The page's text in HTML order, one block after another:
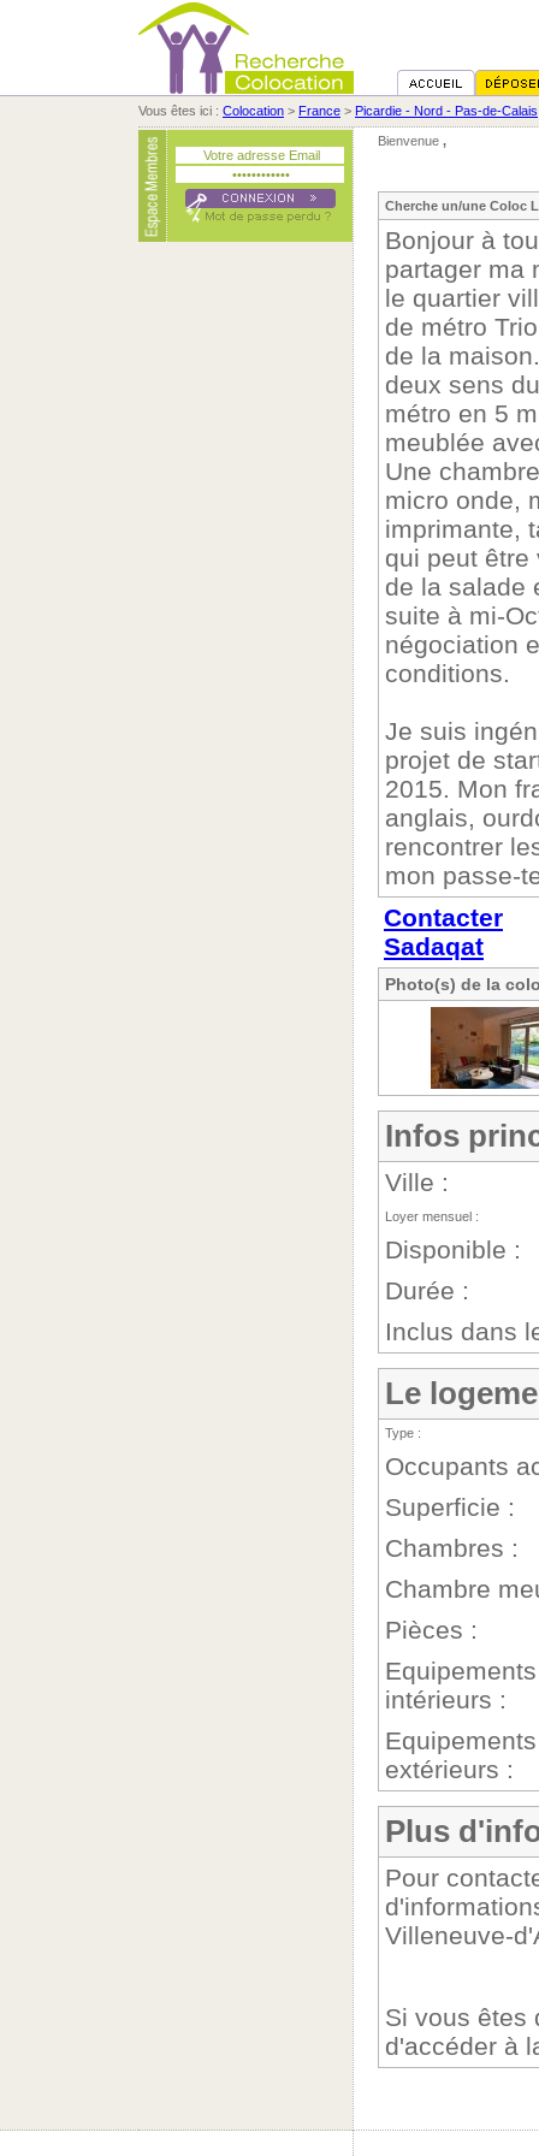
Vous êtes ici : Colocation > France > Picardie - Nord - Pas-de-Calais
Bienvenue ,
Cherche un/une Coloc
Bonjour à
partager ma
le quartier
de métro
de la
deux sens
métro en 5
meublée
Une
micro onde,
imprimante,
qui peut être
de la salade
suite à mi-
négociation
conditions.
Je suis
projet de
2015. Mon
anglais,
rencontrer
mon passe-
Contacter
Sadaqat
Photo(s) de la
Infos
Ville :
Loyer mensuel :
Disponible :
Durée :
Inclus dans
Le
Type :
Occupants
Superficie :
Chambres :
Chambre
Pièces :
Equipements
intérieurs :
Equipements
extérieurs :
Plus
Pour
Villeneuve-
Si vous êtes
d'accéder à